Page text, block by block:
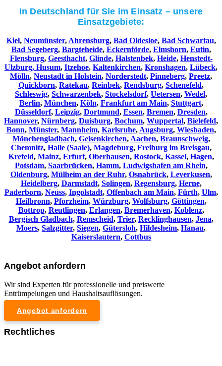
In Deutschland für Sie im Einsatz – unsere
Einsatzgebiete:
Kiel, Neumünster, Ahrensburg, Bad Oldesloe, Bad Schwartau,
Bad Segeberg, Bargteheide, Eckernförde, Elmshorn, Eutin,
Flensburg, Geesthacht, Glinde, Halstenbek, Heide, Henstedt-
Ulzburg, Husum, Itzehoe, Kaltenkirchen, Kronshagen, Lübeck,
Mölln, Neustadt in Holstein, Norderstedt, Pinneberg, Preetz,
Quickborn, Ratekau, Reinbek, Rendsburg, Schenefeld,
Schleswig, Schwarzenbek, Stockelsdorf, Uetersen, Wedel,
Berlin, München, Köln, Frankfurt am Main, Stuttgart,
Düsseldorf, Leipzig, Dortmund, Essen, Bremen, Dresden,
Hannover, Nürnberg, Duisburg, Bochum, Wuppertal, Bielefeld,
Bonn, Münster, Mannheim, Karlsruhe, Augsburg, Wiesbaden,
Mönchengladbach, Gelsenkirchen, Aachen, Braunschweig,
Chemnitz⁠, Halle (Saale), Magdeburg, Freiburg im Breisgau,
Krefeld, Mainz, Erfurt, Oberhausen, Rostock, Kassel, Hagen,
Potsdam, Saarbrücken, Hamm, Ludwigshafen am Rhein,
Oldenburg, Mülheim an der Ruhr, Osnabrück, Leverkusen,
Heidelberg, Darmstadt, Solingen, Regensburg, Herne,
Paderborn, Neuss, Ingolstadt, Offenbach am Main, Fürth, Ulm,
Heilbronn, Pforzheim, Würzburg, Wolfsburg, Göttingen,
Bottrop, Reutlingen, Erlangen, Bremerhaven, Koblenz,
Bergisch Gladbach, Remscheid, Trier, Recklinghausen, Jena,
Moers, Salzgitter, Siegen, Gütersloh, Hildesheim, Hanau,
Kaiserslautern, Cottbus
Angebot anfordern
Wir sind Experten für professionelle und preiswerte
Entrümpelungen und Haushaltsauflösungen.
Angebot anfordern
Rechtliches